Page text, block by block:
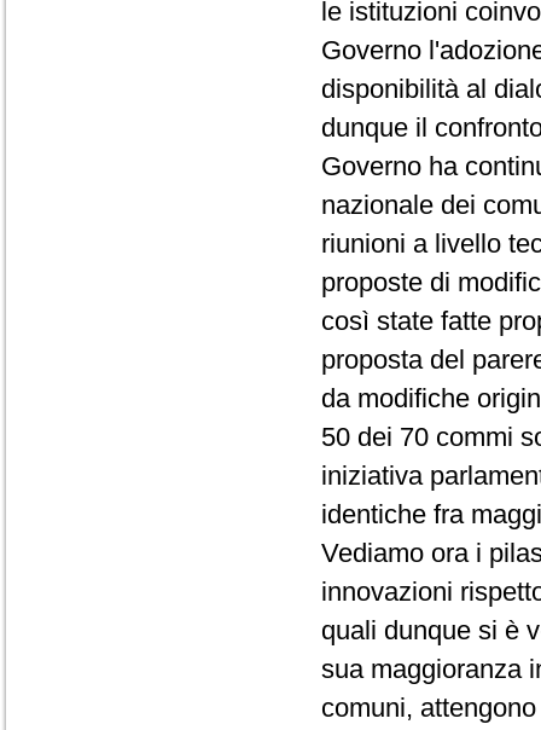
le istituzioni
Governo
disponibilità al
dunque il
Governo ha
nazionale dei
riunioni a livello
proposte di
così state fatte
proposta del
da modifiche
50 dei 70 commi
iniziativa
identiche fra
Vediamo ora i
innovazioni
quali dunque si è
sua maggioranza
comuni,